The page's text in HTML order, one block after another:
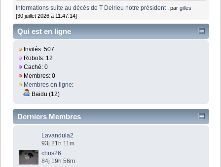
Informations suite au décès de T Delrieu notre président . pargilles
[30 juillet 2026 à 11:47:14]
Qui est en ligne
Invités: 507
Robots: 12
Caché: 0
Membres: 0
Membres en ligne:
Baidu (12)
Derniers Membres
Lavandula2
93j 21h 11m
chris26
84j 19h 56m